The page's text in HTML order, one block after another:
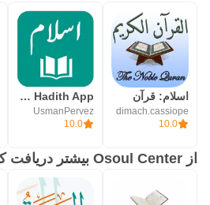
اسلام: قرآن
dimach.cassiope
10.0
IslamOne - Quran & Hadith App
UsmanPervez
10.0
از Osoul Center بیشتر دریافت کنید